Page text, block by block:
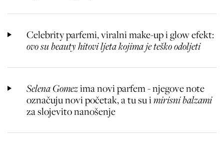
Celebrity parfemi, viralni make-up i glow efekt:
ovo su beauty hitovi ljeta kojima je teško odoljeti
Selena Gomezima novi parfem - njegove note
označuju novi početak, a tu su imirisni balzami
za slojevito nanošenje